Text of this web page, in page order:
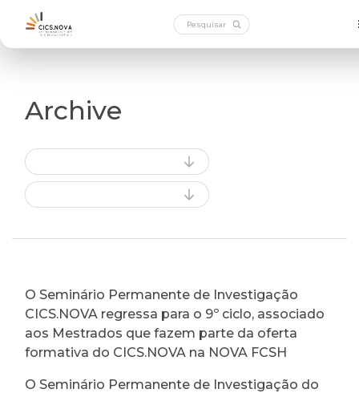
Archive
O Seminário Permanente de Investigação
CICS.NOVA regressa para o 9º ciclo, associado
aos Mestrados que fazem parte da oferta
formativa do CICS.NOVA na NOVA FCSH
O Seminário Permanente de Investigação do